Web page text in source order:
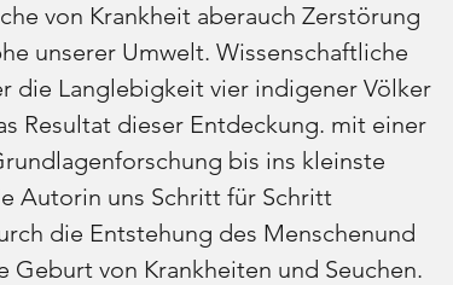
von Krankheit aberauch Zerstörung
unserer Umwelt. Wissenschaftliche
die Langlebigkeit vier indigener Völker
Resultat dieser Entdeckung. mit einer
bis ins kleinste
Autorin uns Schritt für Schritt
die Entstehung des Menschenund
Geburt von Krankheiten und Seuchen.